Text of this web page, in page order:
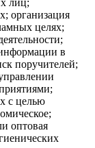
организация
целях;
в
поручителей;
с целью
оптовая